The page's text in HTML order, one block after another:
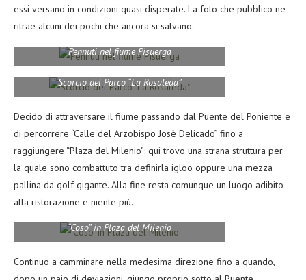
essi versano in condizioni quasi disperate. La foto che pubblico ne
ritrae alcuni dei pochi che ancora si salvano.
Pennuti nel fiume Pisuerga
Scorcio del Parco “La Rosaleda”
Decido di attraversare il fiume passando dal Puente del Poniente e
di percorrere “Calle del Arzobispo Josè Delicado” fino a
raggiungere “Plaza del Milenio”: qui trovo una strana struttura per
la quale sono combattuto tra definirla igloo oppure una mezza
pallina da golf gigante. Alla fine resta comunque un luogo adibito
alla ristorazione e niente più.
“Coso” in Plaza del Milenio
Continuo a camminare nella medesima direzione fino a quando,